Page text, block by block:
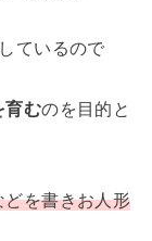
ているので
育むのを目的と
を書きお人形